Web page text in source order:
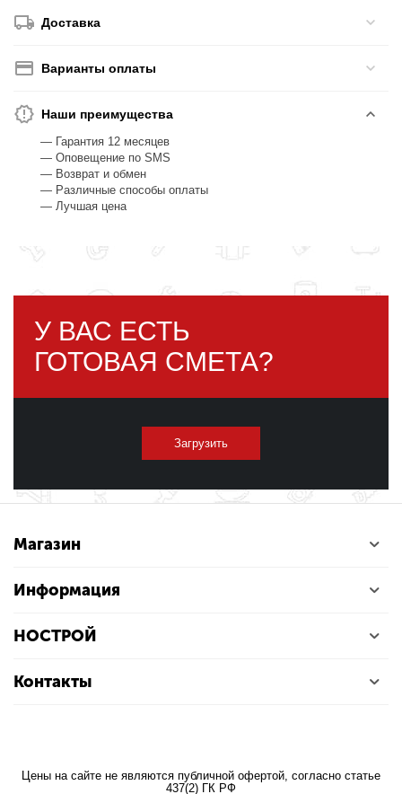
Доставка
Варианты оплаты
Наши преимущества
— Гарантия 12 месяцев
— Оповещение по SMS
— Возврат и обмен
— Различные способы оплаты
— Лучшая цена
У ВАС ЕСТЬ
ГОТОВАЯ СМЕТА?
Загрузить
Магазин
Информация
НОСТРОЙ
Контакты
Цены на сайте не являются публичной офертой, согласно статье
437(2) ГК РФ